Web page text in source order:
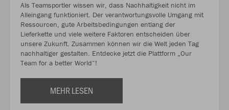
Als Teamsportler wissen wir, dass Nachhaltigkeit nicht im
Alleingang funktioniert. Der verantwortungsvolle Umgang mit
Ressourcen, gute Arbeitsbedingungen entlang der
Lieferkette und viele weitere Faktoren entscheiden über
unsere Zukunft. Zusammen können wir die Welt jeden Tag
nachhaltiger gestalten. Entdecke jetzt die Plattform „Our
Team for a better World“!
MEHR LESEN